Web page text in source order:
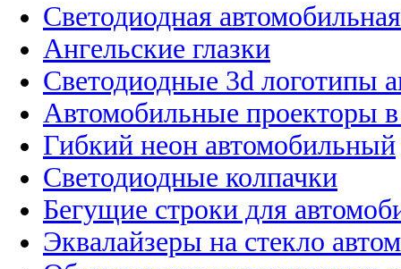
Светодиодная
Ангельские глазки
Светодиодные 3d логотипы
Автомобильные проекторы
Гибкий неон автомобильный
Светодиодные колпачки
Бегущие строки для
Эквалайзеры на стекло